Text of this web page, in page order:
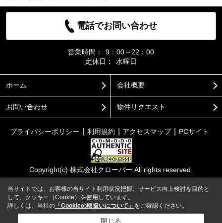
電話でお問い合わせ
営業時間：
9：00～22：00
定休日：
水曜日
ホーム 会社概要
お問い合わせ 物件リクエスト
プライバシーポリシー 利用規約 アクセスマップ PCサイト
Copyright(c) 株式会社クローバー All rights reserved.
当サイトでは、お客様の当サイト利用状況把握、サービス向上検討を目的と
して、クッキー（Cookie）を使用しています。
詳しくは、当社の 「Cookieの取扱いについて」 をご確認ください。
閉じる